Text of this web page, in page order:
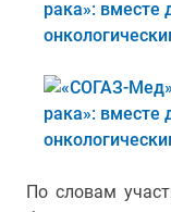
По словам